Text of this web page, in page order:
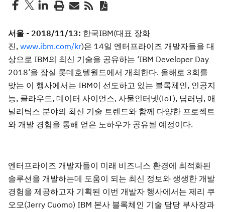
서울 - 2018/11/13: 한국IBM(대표 장화
진, www.ibm.com/kr)은 14일 엔터프라이즈 개발자들을 대
상으로 IBM의 최신 기술을 공유하는 ‘IBM Developer Day
2018’을 잠실 롯데호텔월드에서 개최한다. 올해로 3회를
맞는 이 행사에서는 IBM이 선도하고 있는 블록체인, 인공지
능, 클라우드, 데이터 사이언스, 사물인터넷(IoT), 딥러닝, 애
널리틱스 분야의 최신 기술 트렌드와 함께 다양한 프로젝트
와 개발 경험을 통해 얻은 노하우가 공유될 예정이다.
엔터프라이즈 개발자들이 미래 비즈니스 환경에 최적화된
솔루션을 개발하는데 도움이 되는 최신 정보와 생생한 개발
경험을 제공하고자 기획된 이번 개발자 행사에서는 제리 쿠
오모(Jerry Cuomo) IBM 본사 블록체인 기술 담당 부사장과